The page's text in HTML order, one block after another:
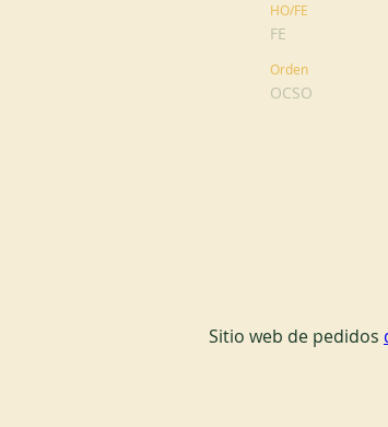
HO/FE
FE
Orden
OCSO
Sitio web de pedidos